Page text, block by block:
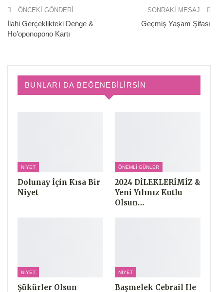
ÖNCEKI GÖNDERI
İlahi Gerçeklikteki Denge &
Ho’oponopono Kartı
SONRAKI MESAJ
Geçmiş Yaşam Şifası
BUNLARI DA BEĞENEBILIRSIN
NIYET
Dolunay İçin Kısa Bir
Niyet
ÖNEMLI GÜNLER
2024 DİLEKLERİMİZ &
Yeni Yılınız Kutlu
Olsun…
NIYET
Şükürler Olsun
NIYET
Başmelek Cebrail Ile